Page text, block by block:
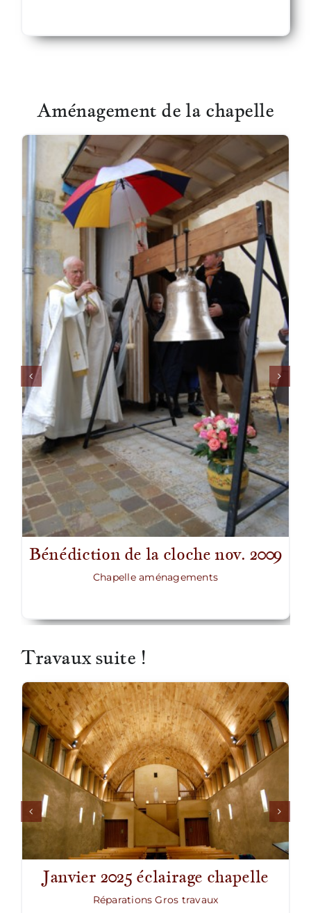
Aménagement de la chapelle
Bénédiction de la cloche nov. 2009
Chapelle aménagements
Travaux suite !
Janvier 2025 éclairage chapelle
Réparations Gros travaux